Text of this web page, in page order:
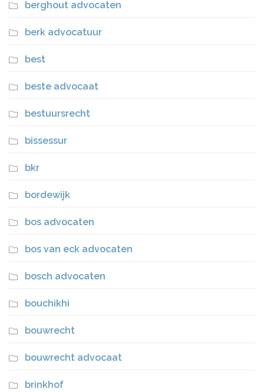
berghout advocaten
berk advocatuur
best
beste advocaat
bestuursrecht
bissessur
bkr
bordewijk
bos advocaten
bos van eck advocaten
bosch advocaten
bouchikhi
bouwrecht
bouwrecht advocaat
brinkhof